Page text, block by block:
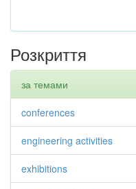
Розкриття
за темами
conferences
engineering activities
exhibitions